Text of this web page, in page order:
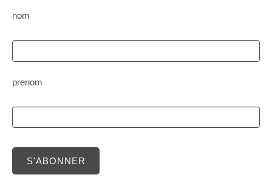
nom
prenom
S'ABONNER